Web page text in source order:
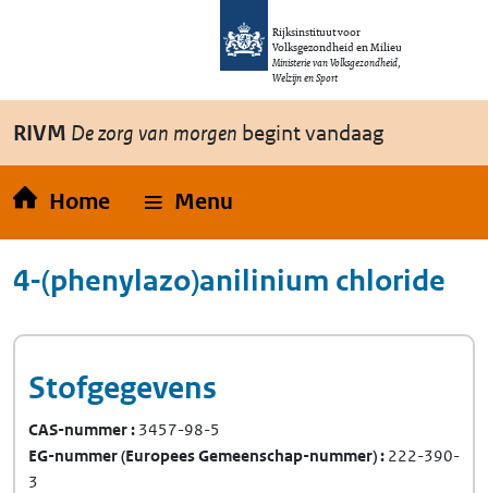
Overslaan en naar de inhoud gaan
Rijksinstituut voor
Volksgezondheid en Milieu
Ministerie van Volksgezondheid,
Welzijn en Sport
RIVM De zorg van morgen begint vandaag
Home Menu
4-(phenylazo)anilinium chloride
Stofgegevens
CAS-nummer 3457-98-5
EG-nummer(Europees Gemeenschap-nummer) 222-390-
3